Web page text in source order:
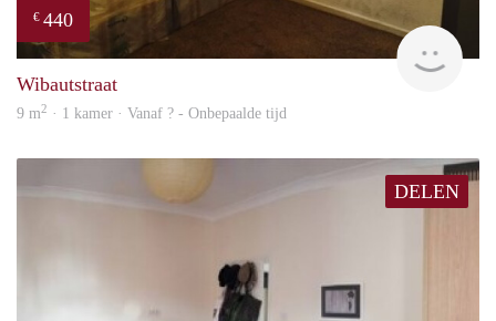
€ 440
Wibautstraat
9 m2 · 1 kamer · Vanaf ? - Onbepaalde tijd
DELEN